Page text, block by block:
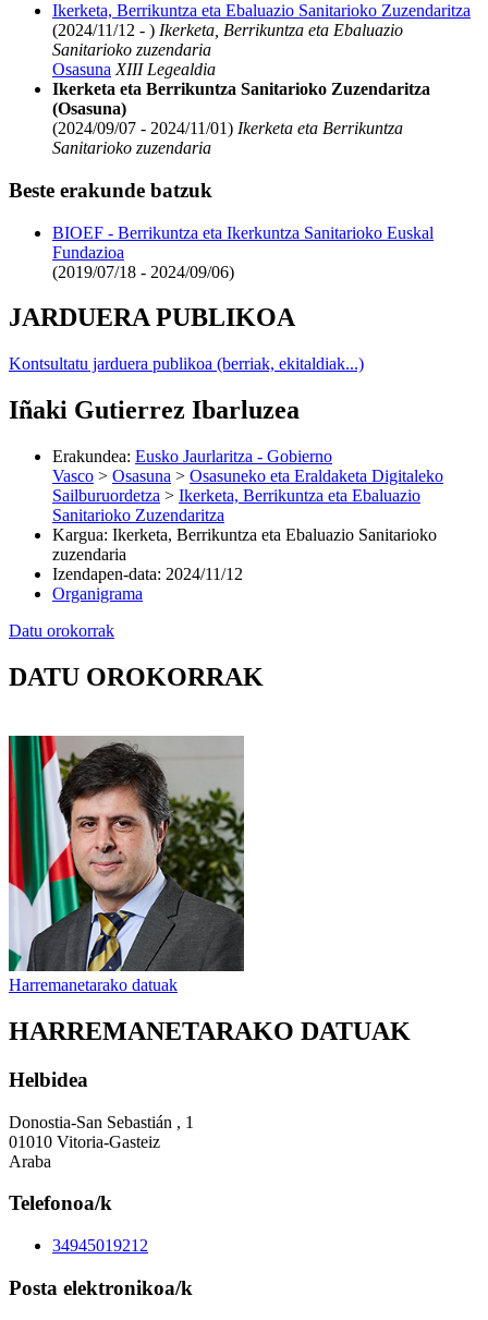
Ikerketa, Berrikuntza eta Ebaluazio Sanitarioko Zuzendaritza
(2024/11/12 - ) Ikerketa, Berrikuntza eta Ebaluazio
Sanitarioko zuzendaria
Osasuna XIII Legealdia
Ikerketa eta Berrikuntza Sanitarioko Zuzendaritza
(Osasuna)
(2024/09/07 - 2024/11/01) Ikerketa eta Berrikuntza
Sanitarioko zuzendaria
Beste erakunde batzuk
BIOEF - Berrikuntza eta Ikerkuntza Sanitarioko Euskal
Fundazioa
(2019/07/18 - 2024/09/06)
JARDUERA PUBLIKOA
Kontsultatu jarduera publikoa (berriak, ekitaldiak...)
Iñaki Gutierrez Ibarluzea
Erakundea: Eusko Jaurlaritza - Gobierno
Vasco > Osasuna > Osasuneko eta Eraldaketa Digitaleko
Sailburuordetza > Ikerketa, Berrikuntza eta Ebaluazio
Sanitarioko Zuzendaritza
Kargua: Ikerketa, Berrikuntza eta Ebaluazio Sanitarioko
zuzendaria
Izendapen-data: 2024/11/12
Organigrama
Datu orokorrak
DATU OROKORRAK
Harremanetarako datuak
HARREMANETARAKO DATUAK
Helbidea
Donostia-San Sebastián , 1
01010 Vitoria-Gasteiz
Araba
Telefonoa/k
34945019212
Posta elektronikoa/k